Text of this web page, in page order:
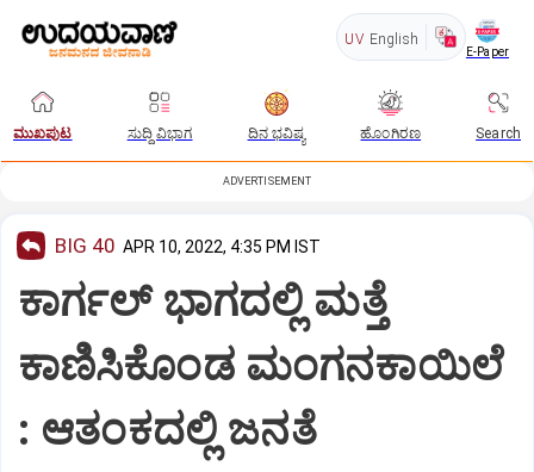
UV English
E-Paper
ಮುಖಪುಟ ಸುದ್ದಿ ವಿಭಾಗ ದಿನ ಭವಿಷ್ಯ ಹೊಂಗಿರಣ Search
ADVERTISEMENT
BIG 40 APR 10, 2022, 4:35 PM IST
ಕಾರ್ಗಲ್ ಭಾಗದಲ್ಲಿ ಮತ್ತೆ
ಕಾಣಿಸಿಕೊಂಡ ಮಂಗನಕಾಯಿಲೆ
: ಆತಂಕದಲ್ಲಿ ಜನತೆ